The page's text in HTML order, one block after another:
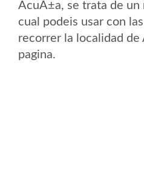
AcuÃ±a, se trata de un
cual podeis usar con
recorrer la localidad de
pagina.